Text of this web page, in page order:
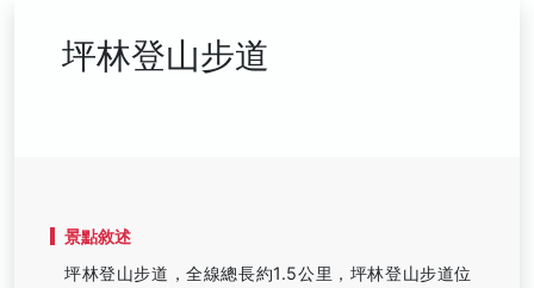
坪林登山步道
景點敘述
坪林登山步道，全線總長約1.5公里，坪林登山步道位